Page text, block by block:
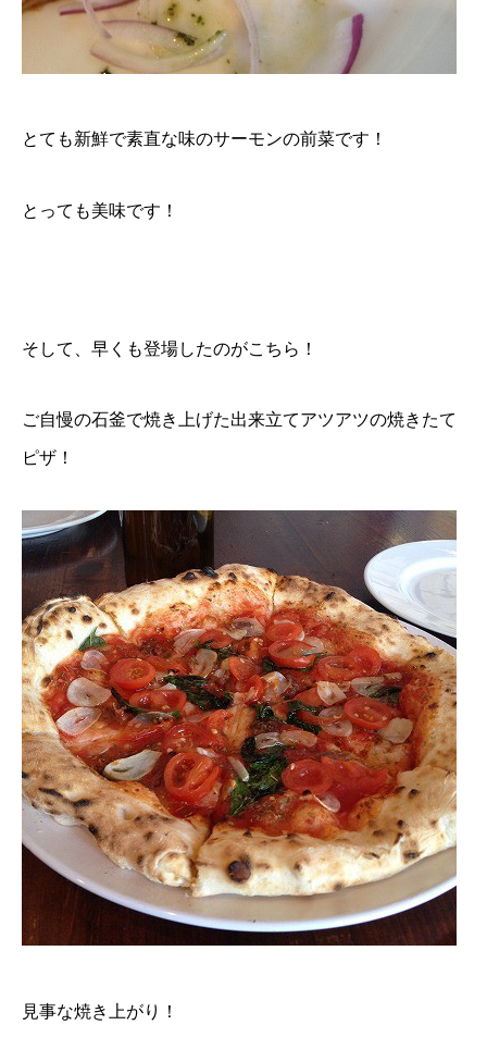
とても新鮮で素直な味のサーモンの前菜です！
とっても美味です！
そして、早くも登場したのがこちら！
ご自慢の石釜で焼き上げた出来立てアツアツの焼きたて
ピザ！
見事な焼き上がり！